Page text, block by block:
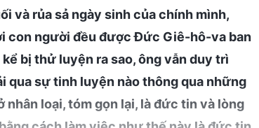
và rủa sả ngày sinh của chính mình,
con người đều được Đức Giê-hô-va ban
bị thử luyện ra sao, ông vẫn duy trì
qua sự tinh luyện nào thông qua những
loại, tóm gọn lại, là đức tin và lòng